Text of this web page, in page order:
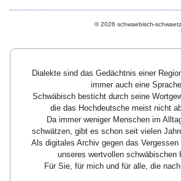
© 2026 schwaebisch-
Dialekte sind das Gedächtnis einer
immer auch eine Sprache.
Schwäbisch besticht durch seine
die das Hochdeutsche meist nicht
Da immer weniger Menschen im
schwätzen, gibt es schon seit vielen
Als digitales Archiv gegen das
unseres wertvollen schwäbischen
Für Sie, für mich und für alle, die